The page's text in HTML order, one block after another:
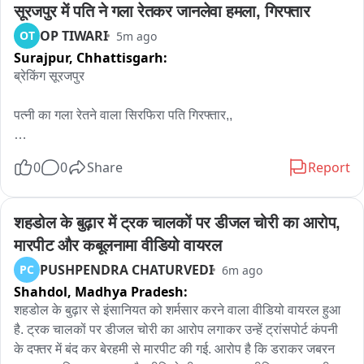
सूरजपुर में पति ने गला रेतकर जानलेवा हमला, गिरफ्तार
OT OP TIWARI 5m ago
Surajpur, Chhattisgarh:
ब्रेकिंग सूरजपुर
पत्नी का गला रेतने वाला सिरफिरा पति गिरफ्तार,,
जानलेवा हमला,
महिला की हालत गंभीर जिला अस्पताल सूरजपुर में इलाज जारी,,
आरोपी पति गिरफ्तार,
कुदरगढ़ इलाके के भवरखो गांव का मामला,,
0 0 Share Report
शहडोल के बुढ़ार में ट्रक चालकों पर डीजल चोरी का आरोप,
मारपीट और कबूलनामा वीडियो वायरल
PC PUSHPENDRA CHATURVEDI 6m ago
Shahdol, Madhya Pradesh:
शहडोल के बुढ़ार से इंसानियत को शर्मसार करने वाला वीडियो वायरल हुआ
है. ट्रक चालकों पर डीजल चोरी का आरोप लगाकर उन्हें ट्रांसपोर्ट कंपनी
के दफ्तर में बंद कर बेरहमी से मारपीट की गई. आरोप है कि डराकर जबरन